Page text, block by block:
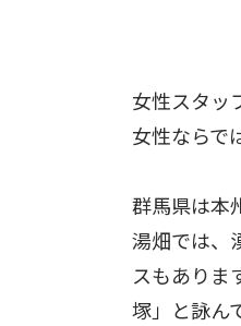
女性スタッ
女性ならで
群馬県は本
湯畑では、
スもありま
塚」と詠ん